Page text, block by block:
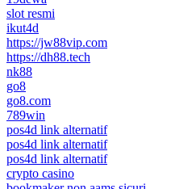
slot resmi
ikut4d
https://jw88vip.com
https://dh88.tech
nk88
go8
go8.com
789win
pos4d link alternatif
pos4d link alternatif
pos4d link alternatif
crypto casino